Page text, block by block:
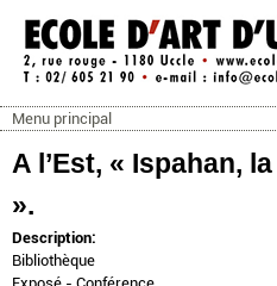
Aller au
ecoleartuccle.be
Menu principal
Menu principal
A l’Est, « Ispahan,
».
Description:
Bibliothèque